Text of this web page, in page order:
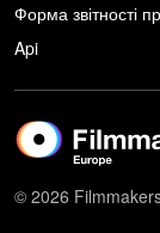
Форма звітності
Api
© 2026